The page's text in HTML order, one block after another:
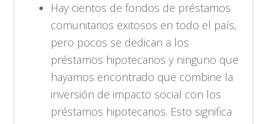
Hay cientos de fondos de préstamos
comunitarios exitosos en todo el país,
pero pocos se dedican a los
préstamos hipotecarios y ninguno que
hayamos encontrado que combine la
inversión de impacto social con los
préstamos hipotecarios. Esto significa